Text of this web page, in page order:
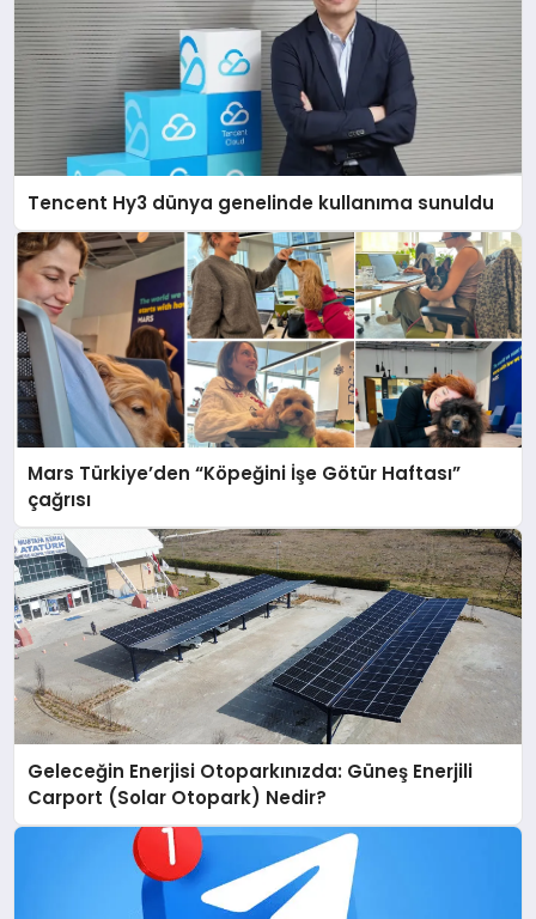
Tencent Hy3 dünya genelinde kullanıma sunuldu
Mars Türkiye’den “Köpeğini İşe Götür Haftası”
çağrısı
Geleceğin Enerjisi Otoparkınızda: Güneş Enerjili
Carport (Solar Otopark) Nedir?